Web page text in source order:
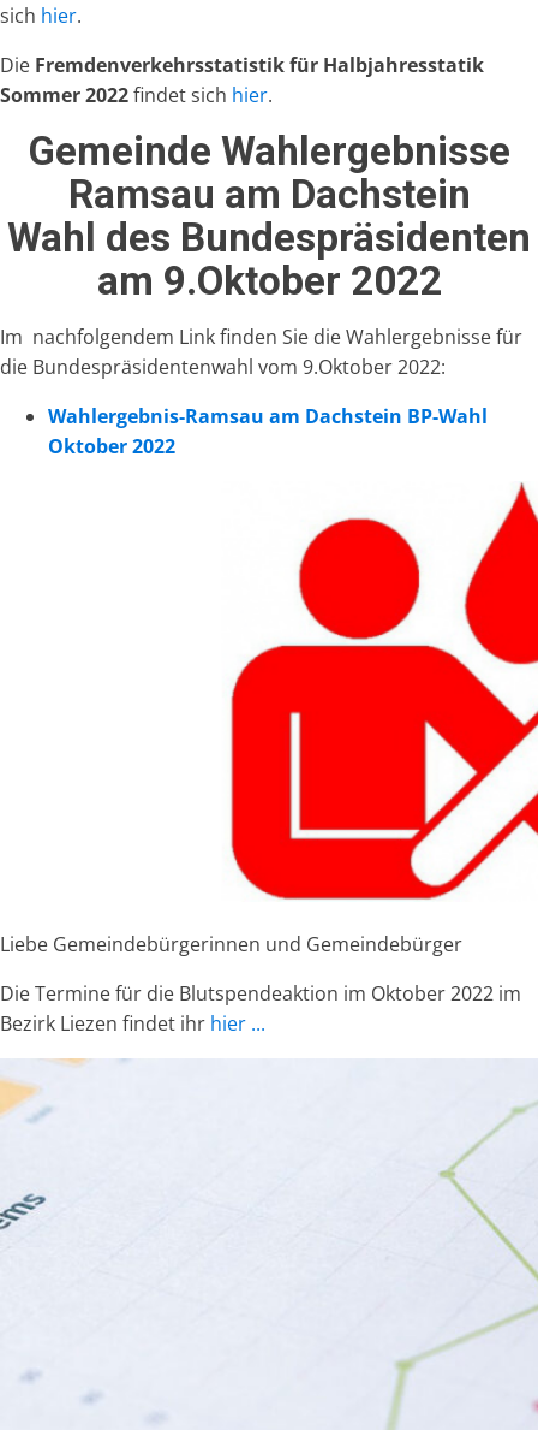
sich hier.
Die Fremdenverkehrsstatistik für Halbjahresstatik
Sommer 2022findet sich hier.
Gemeinde Wahlergebnisse
Ramsau am Dachstein
Wahl des Bundespräsidenten
am 9.Oktober 2022
Im nachfolgendem Link finden Sie die Wahlergebnisse für
die Bundespräsidentenwahl vom 9.Oktober 2022:
Wahlergebnis-Ramsau am Dachstein BP-Wahl
Oktober 2022
Liebe Gemeindebürgerinnen und Gemeindebürger
Die Termine für die Blutspendeaktion im Oktober 2022 im
Bezirk Liezen findet ihr hier ...